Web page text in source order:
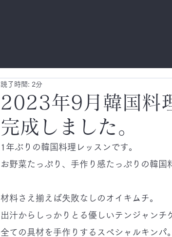
2023年9月韓国料
完成しました。
読了時間: 2分
1年ぶりの韓国料理レッスンです。
お野菜たっぷり、手作り感たっぷりの韓国
材料さえ揃えば失敗なしのオイキムチ。
出汁からしっかりとる優しいテンジャンチ
全ての具材を手作りするスペシャルキンパ。